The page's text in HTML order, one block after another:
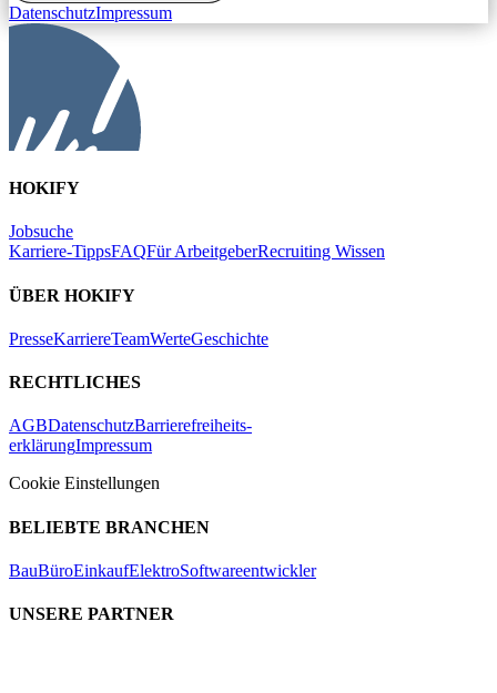
DatenschutzImpressum
HOKIFY
Jobsuche
Karriere-TippsFAQFür ArbeitgeberRecruiting Wissen
ÜBER HOKIFY
PresseKarriereTeamWerteGeschichte
RECHTLICHES
AGBDatenschutzBarrierefreiheits-
erklärungImpressum
Cookie Einstellungen
BELIEBTE BRANCHEN
BauBüroEinkaufElektroSoftwareentwickler
UNSERE PARTNER